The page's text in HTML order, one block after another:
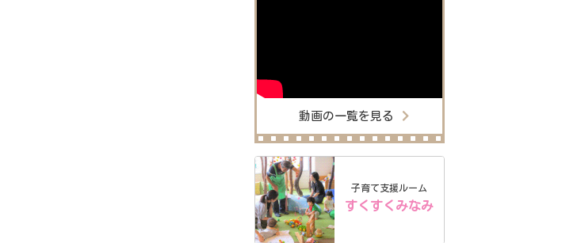
動画の一覧を見る
子育て支援ルーム
すくすくみなみ